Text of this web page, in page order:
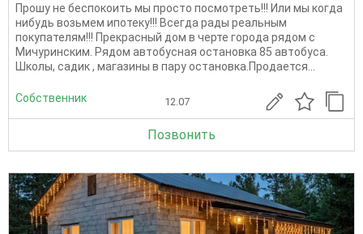
Прошу не беспокоить мы просто посмотреть!!! Или мы когда
нибудь возьмем ипотеку!!! Всегда рады реальным
покупателям!!! Прекрасный дом в черте города рядом с
Мичуринским. Рядом автобусная остановка 85 автобуса.
Школы, садик , магазины в пару остановка.Продается...
Собственник 12.07
Позвонить